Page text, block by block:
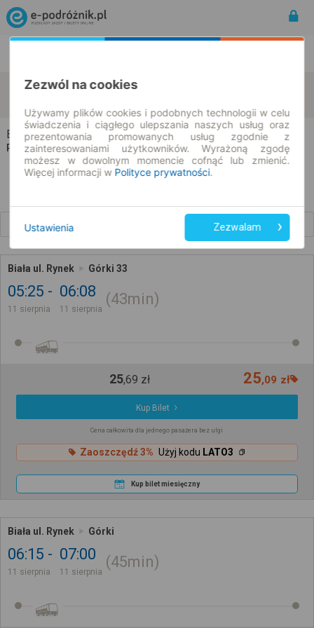
Biała Górki
Biała → Górki
Rozkład jazdy i bilety
Biała ul. Rynek Górki 33
05:25
11 sierpnia
06:08
11 sierpnia
43min
25,69 zł 25,09 zł
Kup Bilet
Cena całkowita dla jednego pasażera bez ulgi
Zaoszczędź 3% Użyj kodu LATO3
Kup bilet miesięczny
Biała ul. Rynek Górki
06:15
11 sierpnia
07:00
11 sierpnia
45min
Zezwól na cookies
Używamy plików cookies i podobnych technologii w celu
świadczenia i ciągłego ulepszania naszych usług oraz
prezentowania promowanych usług zgodnie z
zainteresowaniami użytkowników. Wyrażoną zgodę
możesz w dowolnym momencie cofnąć lub zmienić.
Więcej informacji w Polityce prywatności.
Ustawienia Zezwalam